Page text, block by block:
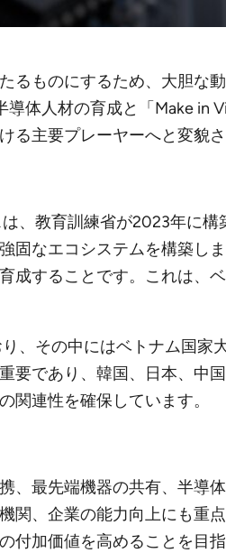
るものにするため、大胆な
体人材の育成と「Make in
主要プレーヤーへと変貌さ
、教育訓練省が2023年に
固なエコシステムを構築し
成することです。これは、
、その中にはベトナム国
要であり、韓国、日本、中
関連性を確保しています。
、最先端機器の共有、半導
関、企業の能力向上にも重
加価値を高めることを目指